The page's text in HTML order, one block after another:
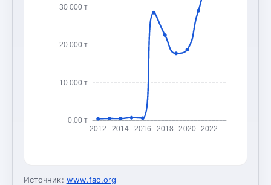
0,00 т
10 000 т
20 000 т
30 000 т
2012 2014 2016 2018 2020 2022
Источник: www.fao.org